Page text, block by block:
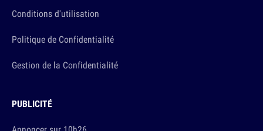
Conditions d'utilisation
Politique de Confidentialité
Gestion de la Confidentialité
PUBLICITÉ